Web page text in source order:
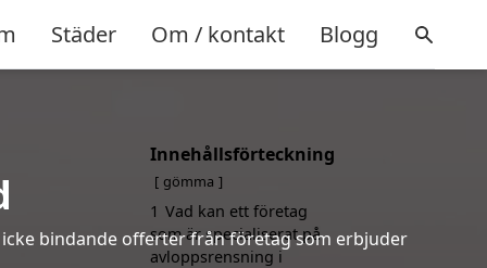
Städer Om / kontakt Blogg
bindande offerter från företag som erbjuder
Innehållsförteckning
gömma
1 Vad kan ett företag
som är specialiserat på
avloppsrensning i